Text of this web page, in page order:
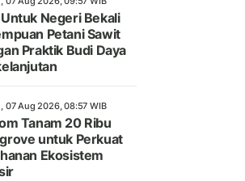
Negeri Bekali
Petani Sawit
Praktik Budi Daya
07 Aug 2026, 08:57 WIB
Tanam 20 Ribu
untuk Perkuat
Ekosistem